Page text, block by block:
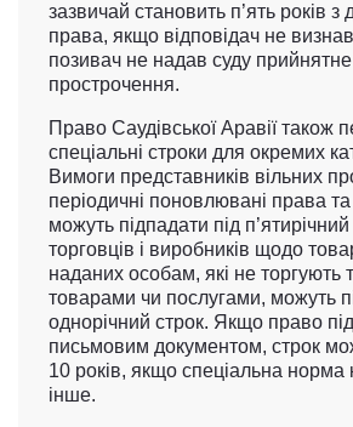
зазвичай становить п’ять років
права, якщо відповідач не
позивач не надав суду
прострочення.
Право Саудівської Аравії також
спеціальні строки для окремих
Вимоги представників вільних
періодичні поновлювані права
можуть підпадати під
торговців і виробників щодо
наданих особам, які не торгують
товарами чи послугами, можуть
однорічний строк. Якщо право
письмовим документом, строк
10 років, якщо спеціальна
інше.